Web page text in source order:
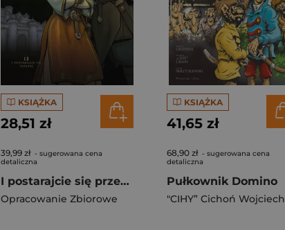
KSIĄŻKA
28,51 zł
39,99 zł - sugerowana cena
detaliczna
I postarajcie się przeżyć. Pięć Krain. Tom 13
Opracowanie Zbiorowe
KSIĄŻKA
41,65 zł
68,90 zł - sugerowana cena
detaliczna
Pułkownik Domino
"CIHY” Cichoń Wojciech